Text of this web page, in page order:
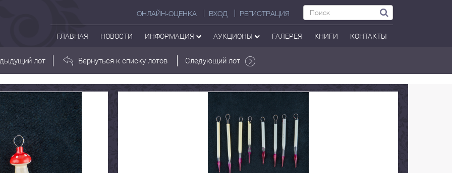
ОНЛАЙН-ОЦЕНКА ВХОД РЕГИСТРАЦИЯ
ГЛАВНАЯ НОВОСТИ ИНФОРМАЦИЯ АУКЦИОНЫ ГАЛЕРЕЯ КНИГИ КОНТАКТЫ
лот Вернуться к списку лотов Следующий лот